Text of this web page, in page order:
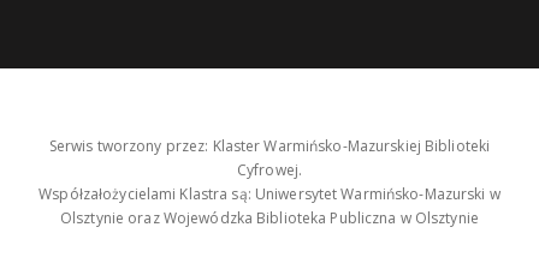
Serwis tworzony przez: Klaster Warmińsko-Mazurskiej Biblioteki
Cyfrowej.
Współzałożycielami Klastra są: Uniwersytet Warmińsko-Mazurski w
Olsztynie oraz Wojewódzka Biblioteka Publiczna w Olsztynie